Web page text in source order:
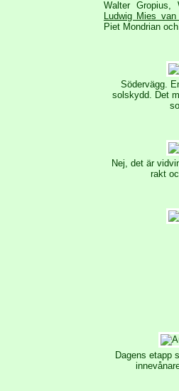
Walter Gropius,
Ludwig Mies
Piet Mondrian
Södervägg.
solskydd. Det
Nej, det är
rakt
Dagens etapp